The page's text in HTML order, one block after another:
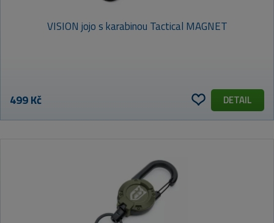
VISION jojo s karabinou Tactical MAGNET
499 Kč DETAIL